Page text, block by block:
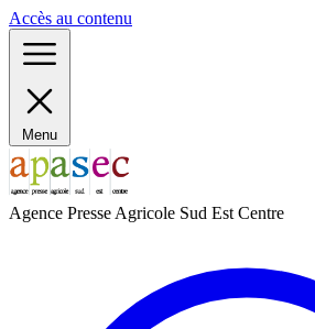
Accès au contenu
Menu
Agence Presse Agricole Sud Est Centre
Panneau de gestion des cookies